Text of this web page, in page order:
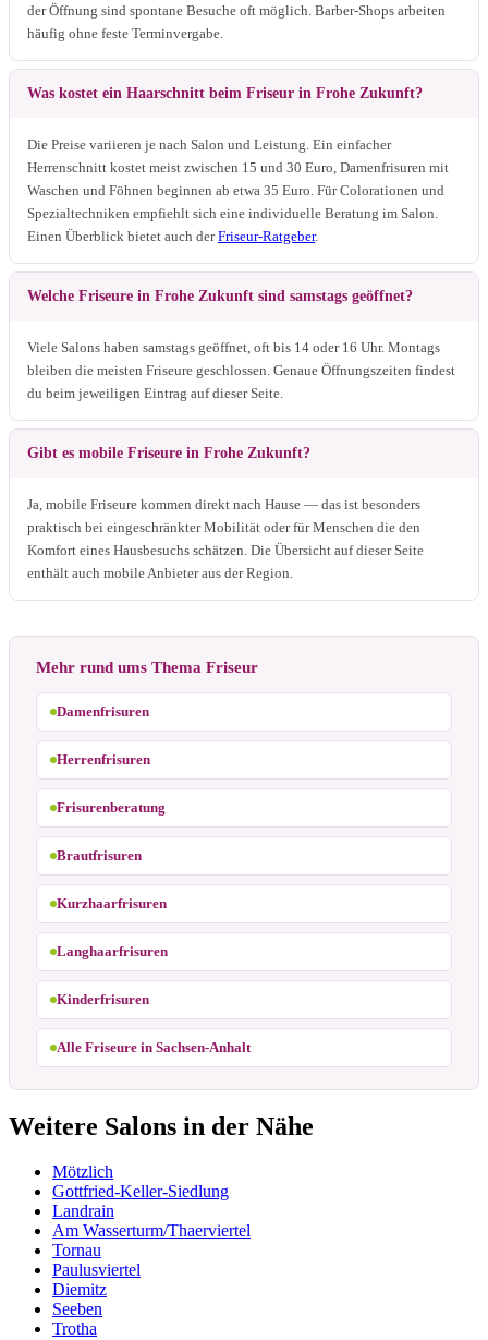
der Öffnung sind spontane Besuche oft möglich. Barber-Shops arbeiten
häufig ohne feste Terminvergabe.
Was kostet ein Haarschnitt beim Friseur in Frohe Zukunft?
Die Preise variieren je nach Salon und Leistung. Ein einfacher
Herrenschnitt kostet meist zwischen 15 und 30 Euro, Damenfrisuren mit
Waschen und Föhnen beginnen ab etwa 35 Euro. Für Colorationen und
Spezialtechniken empfiehlt sich eine individuelle Beratung im Salon.
Einen Überblick bietet auch derFriseur-Ratgeber.
Welche Friseure in Frohe Zukunft sind samstags geöffnet?
Viele Salons haben samstags geöffnet, oft bis 14 oder 16 Uhr. Montags
bleiben die meisten Friseure geschlossen. Genaue Öffnungszeiten findest
du beim jeweiligen Eintrag auf dieser Seite.
Gibt es mobile Friseure in Frohe Zukunft?
Ja, mobile Friseure kommen direkt nach Hause — das ist besonders
praktisch bei eingeschränkter Mobilität oder für Menschen die den
Komfort eines Hausbesuchs schätzen. Die Übersicht auf dieser Seite
enthält auch mobile Anbieter aus der Region.
Mehr rund ums Thema Friseur
Damenfrisuren
Herrenfrisuren
Frisurenberatung
Brautfrisuren
Kurzhaarfrisuren
Langhaarfrisuren
Kinderfrisuren
Alle Friseure in Sachsen-Anhalt
Weitere Salons in der Nähe
Mötzlich
Gottfried-Keller-Siedlung
Landrain
Am Wasserturm/Thaerviertel
Tornau
Paulusviertel
Diemitz
Seeben
Trotha